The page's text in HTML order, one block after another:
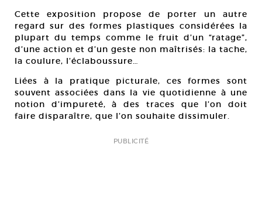
Cette exposition propose de porter un autre
regard sur des formes plastiques considérées la
plupart du temps comme le fruit d’un “ratage”,
d’une action et d’un geste non maîtrisés: la tache,
la coulure, l’éclaboussure…
Liées à la pratique picturale, ces formes sont
souvent associées dans la vie quotidienne à une
notion d’impureté, à des traces que l’on doit
faire disparaître, que l’on souhaite dissimuler.
PUBLICITÉ